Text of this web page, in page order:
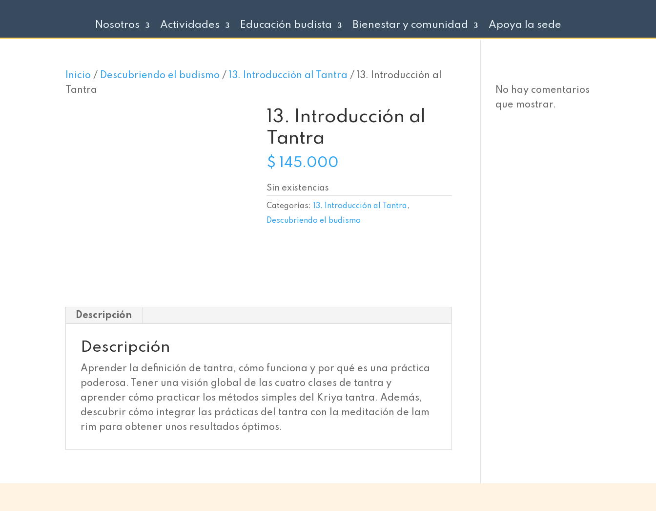
Nosotros Actividades Educación budista Bienestar y comunidad Apoya la sede
Inicio / Descubriendo el budismo / 13. Introducción al Tantra / 13. Introducción al
Tantra
13. Introducción al
Tantra
$ 145.000
Sin existencias
Categorías: 13. Introducción al Tantra,
Descubriendo el budismo
Descripción
Descripción
Aprender la definición de tantra, cómo funciona y por qué es una práctica
poderosa. Tener una visión global de las cuatro clases de tantra y
aprender cómo practicar los métodos simples del Kriya tantra. Además,
descubrir cómo integrar las prácticas del tantra con la meditación de lam
rim para obtener unos resultados óptimos.
No hay comentarios
que mostrar.